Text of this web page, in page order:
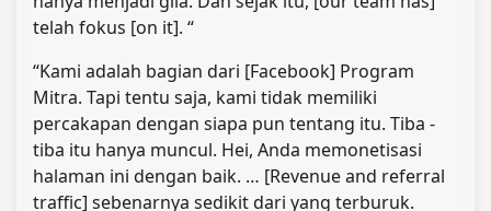
telah fokus [on it]. “
“Kami adalah bagian dari [Facebook] Program
Mitra. Tapi tentu saja, kami tidak memiliki
percakapan dengan siapa pun tentang itu. Tiba -
tiba itu hanya muncul. Hei, Anda memonetisasi
halaman ini dengan baik. … [Revenue and referral
traffic] sebenarnya sedikit dari yang terburuk.